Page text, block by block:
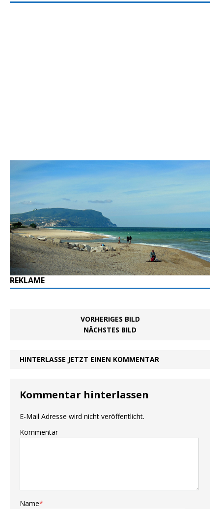
REKLAME
VORHERIGES BILD
NÄCHSTES BILD
HINTERLASSE JETZT EINEN KOMMENTAR
Kommentar hinterlassen
E-Mail Adresse wird nicht veröffentlicht.
Kommentar
Name*